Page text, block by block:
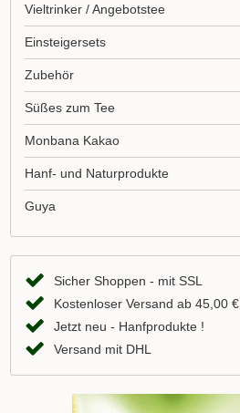
Vieltrinker / Angebotstee
Einsteigersets
Zubehör
Süßes zum Tee
Monbana Kakao
Hanf- und Naturprodukte
Guya
Sicher Shoppen - mit SSL
Kostenloser Versand ab 45,00 €
Jetzt neu - Hanfprodukte !
Versand mit DHL